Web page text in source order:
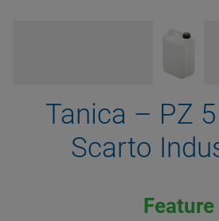
Tanica – PZ
Scarto
Feature